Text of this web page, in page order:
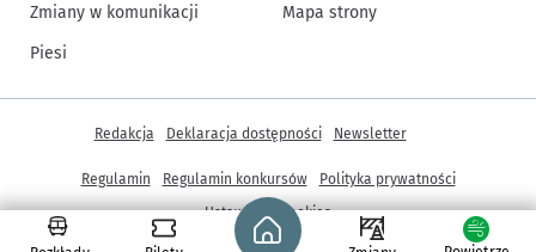
Strona główna - wroclaw.pl
Zmiany w komunikacji
Piesi
Mapa strony
Inne informacje
Redakcja Deklaracja dostępności Newsletter
Regulamin Regulamin konkursów
Polityka prywatności
Ustawienia cookies